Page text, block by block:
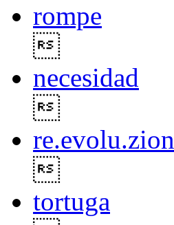
rompe
necesidad
re.evolu.zion
tortuga